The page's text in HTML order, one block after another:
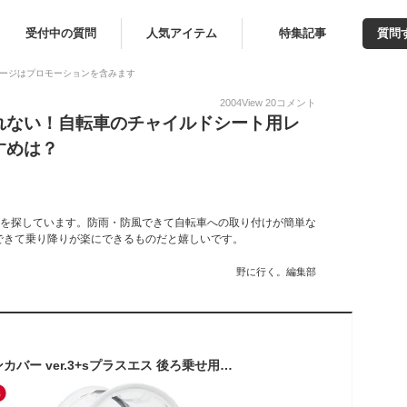
受付中の質問 人気アイテム 特集記事 質問
ジはプロモーションを含みます
2004View 20コメント
い！自転車のチャイルドシート用レ
は？
探しています。防雨・防風できて自転車への取り付けが簡単な
て乗り降りが楽にできるものだと嬉しいです。
野に行く。編集部
【最新版】リアレインカバー ver.3+sプラスエス 後ろ乗せ用レインカバー 自転車 チャイルドシート UVカット 足元全開オープン レインカバー 後用 ギュットクルームR ギュットアニーズ PAS Babby パスバビー ビッケ